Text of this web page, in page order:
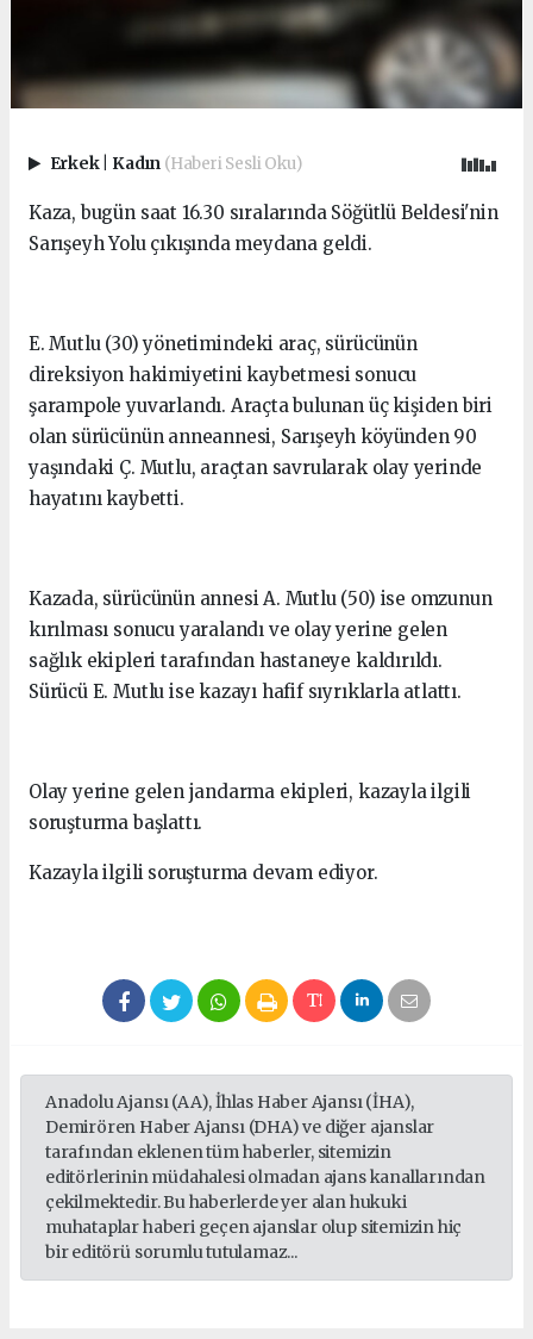
Erkek Kadın (Haberi Sesli Oku)
Kaza, bugün saat 16.30 sıralarında Söğütlü Beldesi'nin
Sarışeyh Yolu çıkışında meydana geldi.
E. Mutlu (30) yönetimindeki araç, sürücünün
direksiyon hakimiyetini kaybetmesi sonucu
şarampole yuvarlandı. Araçta bulunan üç kişiden biri
olan sürücünün anneannesi, Sarışeyh köyünden 90
yaşındaki Ç. Mutlu, araçtan savrularak olay yerinde
hayatını kaybetti.
Kazada, sürücünün annesi A. Mutlu (50) ise omzunun
kırılması sonucu yaralandı ve olay yerine gelen
sağlık ekipleri tarafından hastaneye kaldırıldı.
Sürücü E. Mutlu ise kazayı hafif sıyrıklarla atlattı.
Olay yerine gelen jandarma ekipleri, kazayla ilgili
soruşturma başlattı.
Kazayla ilgili soruşturma devam ediyor.
Anadolu Ajansı (AA), İhlas Haber Ajansı (İHA),
Demirören Haber Ajansı (DHA) ve diğer ajanslar
tarafından eklenen tüm haberler, sitemizin
editörlerinin müdahalesi olmadan ajans kanallarından
çekilmektedir. Bu haberlerde yer alan hukuki
muhataplar haberi geçen ajanslar olup sitemizin hiç
bir editörü sorumlu tutulamaz...